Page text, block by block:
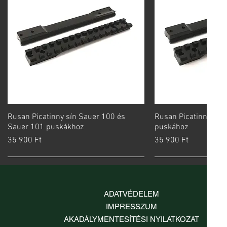
Gyorsnézet
Rusan Picatinny sín Sauer 100 és
Sauer 101 puskákhoz
Ár
35 900 Ft
Rusan Picatinny sín
puskához
Ár
35 900 Ft
ADATVÉDELEM
IMPRESSZUM
AKADÁLYMENTESÍTÉSI NYILATKOZAT